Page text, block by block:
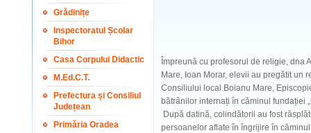
Grădinițe
Inspectoratul Școlar
Bihor
Casa Corpului Didactic
M.Ed.C.T.
Prefectura și Consiliul
Județean
Primăria Oradea
Împreună cu profesorul de religie, dna
Mare, Ioan Morar, elevii au pregătit un
Consiliului local Boianu Mare,
bătrânilor internați în căminul fundației
După datină, colindătorii au fost
persoanelor aflate în îngrijire în